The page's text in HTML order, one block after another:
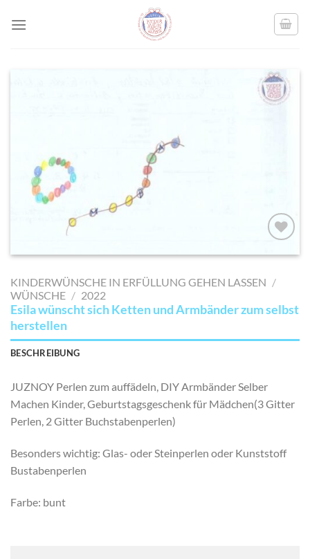
AUF MEINE
SETZEN
KINDERWÜNSCHE IN ERFÜLLUNG GEHEN LASSEN /
WÜNSCHE / 2022
Esila wünscht sich Ketten und Armbänder zum selbst
herstellen
BESCHREIBUNG
JUZNOY Perlen zum auffädeln, DIY Armbänder Selber
Machen Kinder, Geburtstagsgeschenk für Mädchen(3 Gitter
Perlen, 2 Gitter Buchstabenperlen)
Besonders wichtig: Glas- oder Steinperlen oder Kunststoff
Bustabenperlen
Farbe: bunt